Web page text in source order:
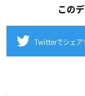
この
Twitterでシェア